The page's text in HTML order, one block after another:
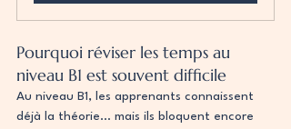
Pourquoi réviser les temps au
niveau B1 est souvent difficile
Au niveau B1, les apprenants connaissent
déjà la théorie… mais ils bloquent encore